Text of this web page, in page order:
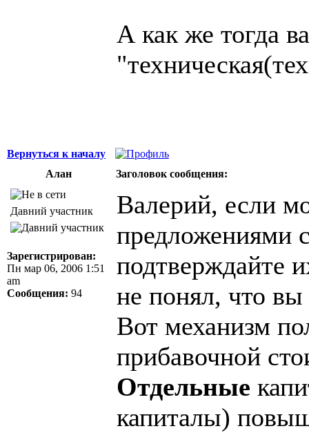
А как же тогда
Вернуться к началу
Алан
Заголовок сообщения:
Давний участник
Зарегистрирован:
Пн мар 06, 2006 1:51
am
Сообщения: 94
Валерий, если
предложениями
подтверждайте
не понял, что вы
Вот механизм
прибавочной
Отдельные
капиталы)